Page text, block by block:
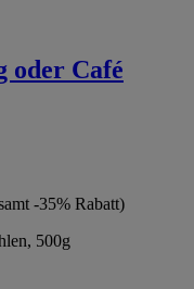
oder Café
-35% Rabatt)
500g